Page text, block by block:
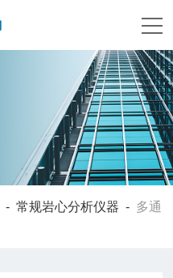
-常规岩心分析仪器 - 多通